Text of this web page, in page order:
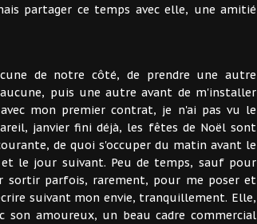
partager ce temps avec elle, une amitié
de notre côté, de prendre une autre
puis une autre avant de m'installer
mon premier contrat, je n'ai pas vu le
janvier fini déjà, les fêtes de Noël sont
de quoi s'occuper du matin avant le
le jour suivant. Peu de temps, sauf pour
parfois, rarement, pour me poser et
suivant mon envie, tranquillement. Elle,
son amoureux, un beau cadre commercial